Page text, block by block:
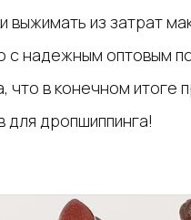
выжимать из затрат
с надежным оптовым
что в конечном
для дропшиппинга!